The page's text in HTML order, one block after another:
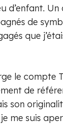
d’enfant.
de
que
le compte
de
son
me suis